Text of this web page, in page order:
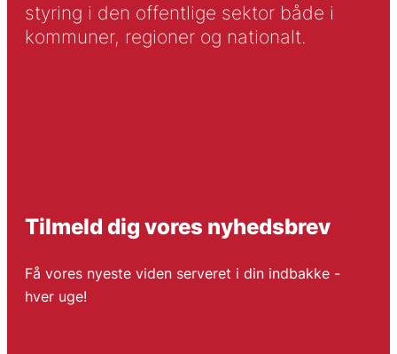
styring i den offentlige sektor både i
kommuner, regioner og nationalt.
Tilmeld dig vores nyhedsbrev
Få vores nyeste viden serveret i din indbakke -
hver uge!